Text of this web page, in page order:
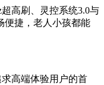
高刷、灵控系统3.0与
便捷，老人小孩都能
高端体验用户的首